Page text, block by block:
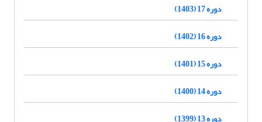
دوره 17 (1403)
دوره 16 (1402)
دوره 15 (1401)
دوره 14 (1400)
دوره 13 (1399)